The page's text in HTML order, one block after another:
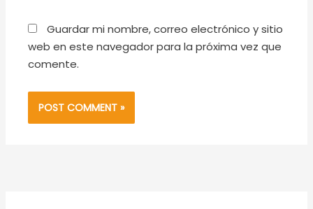
Guardar mi nombre, correo electrónico y sitio
web en este navegador para la próxima vez que
comente.